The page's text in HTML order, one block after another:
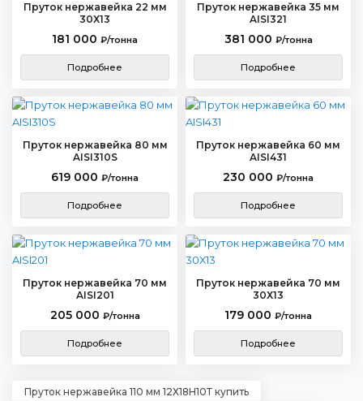
Пруток нержавейка 22 мм
30Х13
181 000 ₽/тонна
Подробнее
Пруток нержавейка 35 мм
AISI321
381 000 ₽/тонна
Подробнее
Пруток нержавейка 80 мм
AISI310S
619 000 ₽/тонна
Подробнее
Пруток нержавейка 60 мм
AISI431
230 000 ₽/тонна
Подробнее
Пруток нержавейка 70 мм
AISI201
205 000 ₽/тонна
Подробнее
Пруток нержавейка 70 мм
30Х13
179 000 ₽/тонна
Подробнее
Пруток нержавейка 110 мм 12Х18Н10Т купить